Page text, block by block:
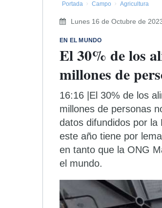
Portada Campo Agricultura
Lunes 16 de Octubre de
EN EL MUNDO
El 30% de los
millones de
16:16 |El 30% de los
millones de personas
datos difundidos por la
este año tiene por
en tanto que la ONG
el mundo.